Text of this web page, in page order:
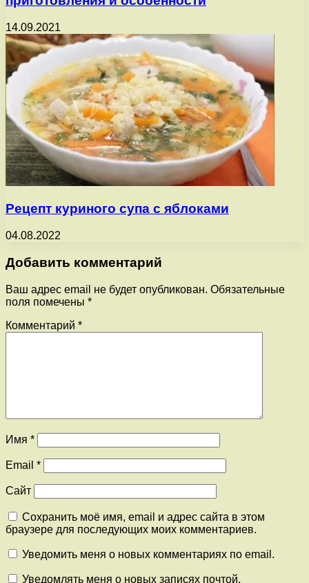
14.09.2021
Рецепт куриного супа с яблоками
04.08.2022
Добавить комментарий
Ваш адрес email не будет опубликован. Обязательные
поля помечены *
Комментарий *
Имя *
Email *
Сайт
Сохранить моё имя, email и адрес сайта в этом
браузере для последующих моих комментариев.
Уведомить меня о новых комментариях по email.
Уведомлять меня о новых записях почтой.